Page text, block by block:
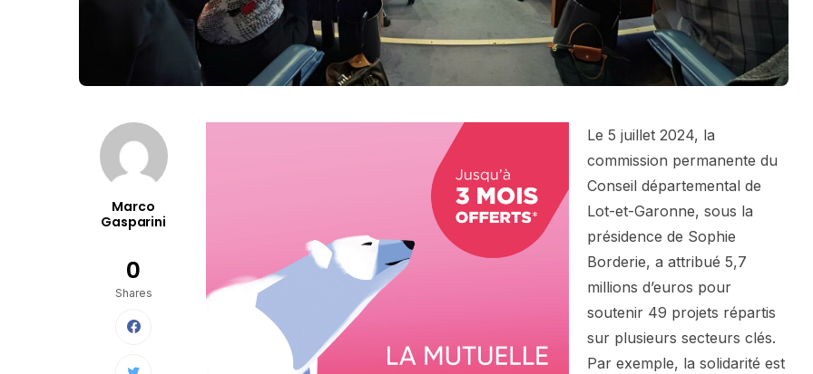
Marco
Gasparini
0
Shares
Le 5 juillet 2024, la
commission permanente du
Conseil départemental de
Lot-et-Garonne, sous la
présidence de Sophie
Borderie, a attribué 5,7
millions d’euros pour
soutenir 49 projets répartis
sur plusieurs secteurs clés.
Par exemple, la solidarité est